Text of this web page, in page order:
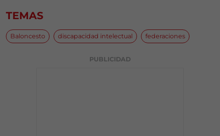
TEMAS
Baloncesto discapacidad intelectual federaciones
PUBLICIDAD